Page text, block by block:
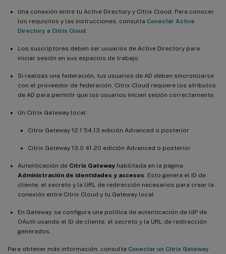
Una conexión entre tu Active Directory y Citrix Cloud. Para conocer
los requisitos y las instrucciones, consulta Conectar Active
Directory a Citrix Cloud.
Los suscriptores deben ser usuarios de Active Directory para
iniciar sesión en sus espacios de trabajo.
Si realizas una federación, tus usuarios de AD deben sincronizarse
con el proveedor de federación. Citrix Cloud requiere los atributos
de AD para permitir que los usuarios inicien sesión correctamente.
Un Citrix Gateway local:
Citrix Gateway 12.1 54.13 edición Advanced o posterior
Citrix Gateway 13.0 41.20 edición Advanced o posterior
Autenticación de Citrix Gateway habilitada en la página
Administración de identidades y accesos. Esto genera el ID de
cliente, el secreto y la URL de redirección necesarios para crear la
conexión entre Citrix Cloud y tu Gateway local.
En Gateway, se configura una política de autenticación de IdP de
OAuth usando el ID de cliente, el secreto y la URL de redirección
generados.
Para obtener más información, consulta Conectar un Citrix Gateway